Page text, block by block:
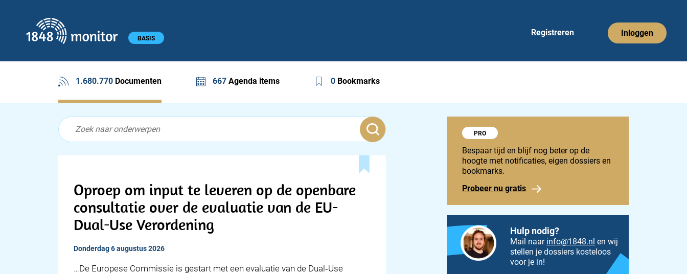
Hoofdmenu BASIS
Registreren Inloggen
1.680.770Documenten 667Agenda items 0 Bookmarks
Documenten feed
Feed
Oproep om input te leveren op de openbare
consultatie over de evaluatie van de EU-
Dual-Use Verordening
donderdag 6 augustus 2026
…De Europese Commissie is gestart met een evaluatie van de Dual‑Use
Probeer 1848 Pro
PRO
Bespaar tijd en blijf nog beter op de
hoogte met notificaties, eigen dossiers en
bookmarks.
Probeer nu gratis
Hulp nodig?
Mail naar info@1848.nl en wij
stellen je dossiers kosteloos
voor je in!